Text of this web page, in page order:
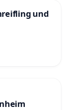
und